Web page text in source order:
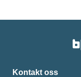
Kontakt oss